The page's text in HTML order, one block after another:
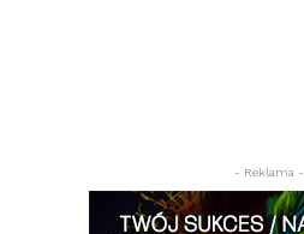
- Reklama -